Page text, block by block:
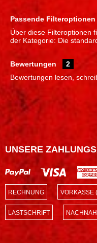
Passende
Über diese Filteroptionen
der Kategorie: Die
Bewertungen
2
Bewertungen lesen,
UNSERE
RECHNUNG VORKASSE
LASTSCHRIFT